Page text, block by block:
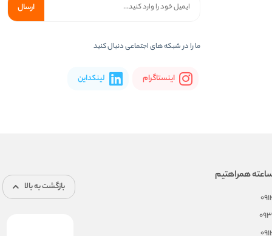
ارسال
ما را در شبکه های اجتماعی دنبال کنید
اینستاگرام لینکداین
بازگشت به بالا